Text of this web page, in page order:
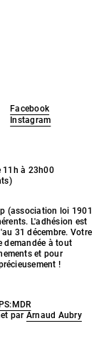
Facebook
Instagram
11h à 23h00
(association loi 1901
L'adhésion est
31 décembre. Votre
demandée à tout
et pour
!
PS:MDR
par Arnaud Aubry